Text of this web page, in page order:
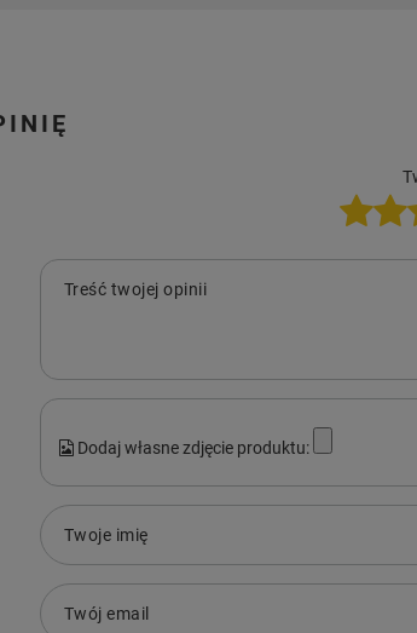
Treść twojej opinii
Dodaj własne zdjęcie produktu:
Twoje imię
Twój email